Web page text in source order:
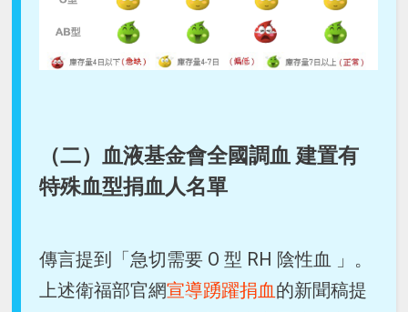
（二）血液基金會全國調血 建置有
特殊血型捐血人名單
傳言提到「急切需要 O 型 RH 陰性血 」。
上述衛福部官網宣導踴躍捐血的新聞稿提